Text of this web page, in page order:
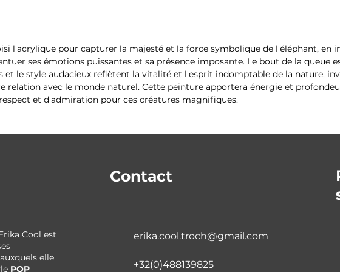
l'acrylique pour capturer la majesté et la force symbolique de l'éléphant, en
ses émotions puissantes et sa présence imposante. Le bout de la queue
et le style audacieux reflètent la vitalité et l'esprit indomptable de la nature,
relation avec le monde naturel. Cette peinture apportera énergie et
et d'admiration pour ces créatures magnifiques.
Cool est
elle
POP
Contact
erika.cool.troch@gmail.com​
+32(0)488139825